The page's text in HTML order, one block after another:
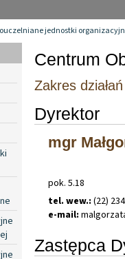
jednostki
Centrum
Zakres
Dyrektor
mgr
pok. 5.18
tel. wew.: (22)
e-mail:
Zastępca